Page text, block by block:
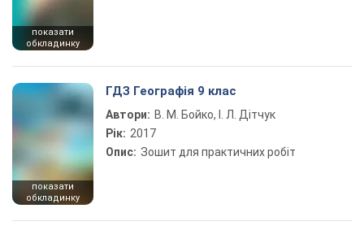
показати
обкладинку
показати
обкладинку
ГДЗ Географія 9 клас
Автори: В. М. Бойко, І. Л. Дітчук
Рік: 2017
Опис: Зошит для практичних робіт